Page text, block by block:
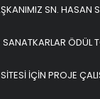
SN. HASAN
SANATKARLAR ÖDÜL
İÇİN PROJE